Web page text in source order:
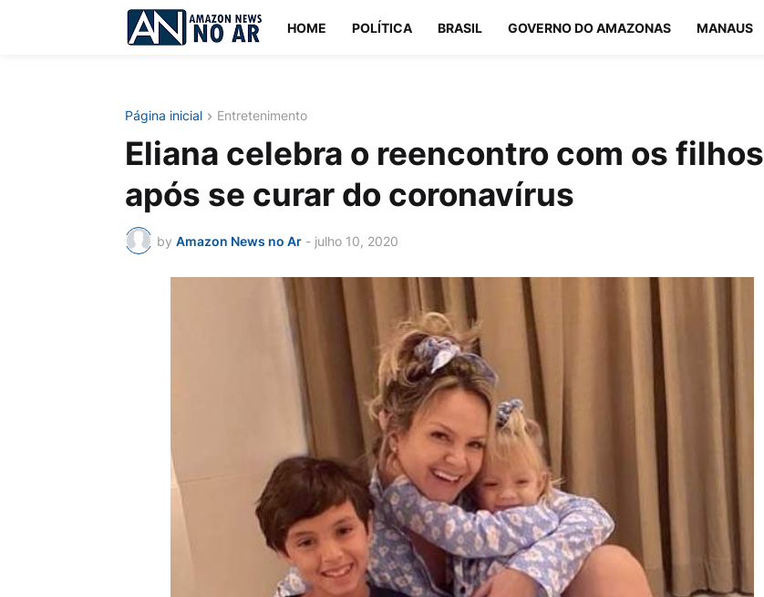
HOME POLÍTICA BRASIL GOVERNO DO AMAZONAS MANAUS
Página inicial Entretenimento
Eliana celebra o reencontro com os filhos
após se curar do coronavírus
by Amazon News no Ar - julho 10, 2020